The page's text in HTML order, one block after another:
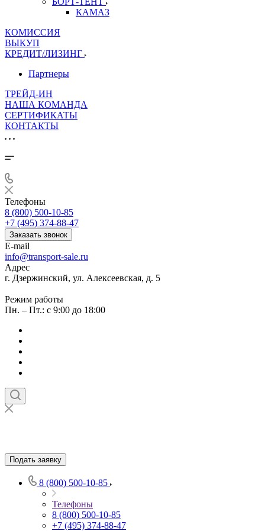
КАМАЗ
КОМИССИЯ
ВЫКУП
КРЕДИТ/ЛИЗИНГ
Партнеры
ТРЕЙД-ИН
НАША КОМАНДА
СЕРТИФИКАТЫ
КОНТАКТЫ
Телефоны
8 (800) 500-10-85
+7 (495) 374-88-47
Заказать звонок
E-mail
info@transport-sale.ru
Адрес
г. Дзержинский, ул. Алексеевская, д. 5
Режим работы
Пн. – Пт.: с 9:00 до 18:00
Подать заявку
8 (800) 500-10-85
Телефоны
8 (800) 500-10-85
+7 (495) 374-88-47